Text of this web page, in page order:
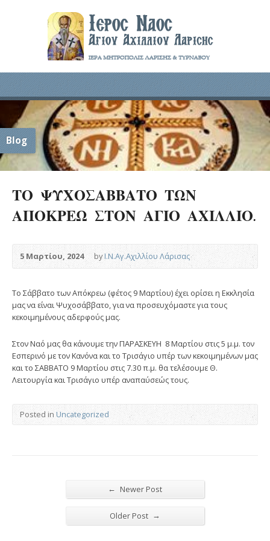
Blog
ΤΟ ΨΥΧΟΣΑΒΒΑΤΟ ΤΩΝ
ΑΠΟΚΡΕΩ ΣΤΟΝ ΑΓΙΟ ΑΧΙΛΛΙΟ.
5 Μαρτίου, 2024 byΙ.Ν.Αγ.Αχιλλίου Λάρισας
Το Σάββατο των Απόκρεω (φέτος 9 Μαρτίου) έχει ορίσει η Εκκλησία
μας να είναι Ψυχοσάββατο, για να προσευχόμαστε για τους
κεκοιμημένους αδερφούς μας.
Στον Ναό μας θα κάνουμε την ΠΑΡΑΣΚΕΥΗ 8 Μαρτίου στις 5 μ.μ. τον
Εσπερινό με τον Κανόνα και το Τρισάγιο υπέρ των κεκοιμημένων μας
και το ΣΑΒΒΑΤΟ 9 Μαρτίου στις 7.30 π.μ. θα τελέσουμε Θ.
Λειτουργία και Τρισάγιο υπέρ αναπαύσεώς τους.
Posted in Uncategorized
← Newer Post
Older Post →